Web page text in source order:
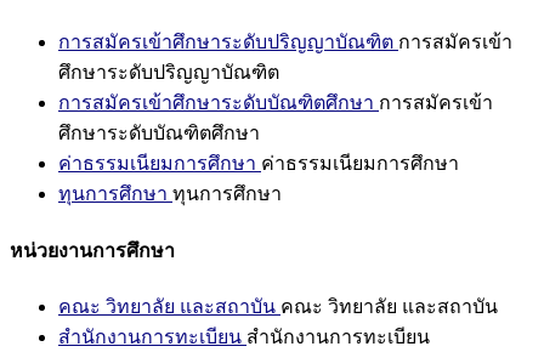
การสมัครเข้าศึกษาระดับปริญญาบัณฑิต การสมัครเข้า
ศึกษาระดับปริญญาบัณฑิต
การสมัครเข้าศึกษาระดับบัณฑิตศึกษา การสมัครเข้า
ศึกษาระดับบัณฑิตศึกษา
ค่าธรรมเนียมการศึกษา ค่าธรรมเนียมการศึกษา
ทุนการศึกษา ทุนการศึกษา
หน่วยงานการศึกษา
คณะ วิทยาลัย และสถาบัน คณะ วิทยาลัย และสถาบัน
สำนักงานการทะเบียน สำนักงานการทะเบียน